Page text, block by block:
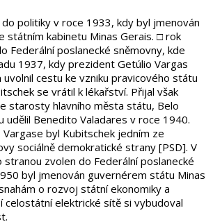
politiky v roce 1933, kdy byl jmenován
státním kabinetu Minas Gerais. □ rok
Federální poslanecké sněmovny, kde
1937, kdy prezident Getúlio Vargas
cestu ke vzniku pravicového státu
se vrátil k lékařství. Přijal však
starosty hlavního města státu, Belo
udělil Benedito Valadares v roce 1940.
byl Kubitschek jedním ze
sociálně demokratické strany [PSD]. V
zvolen do Federální poslanecké
byl jmenován guvernérem státu Minas
o rozvoj státní ekonomiky a
celostátní elektrické sítě si vybudoval